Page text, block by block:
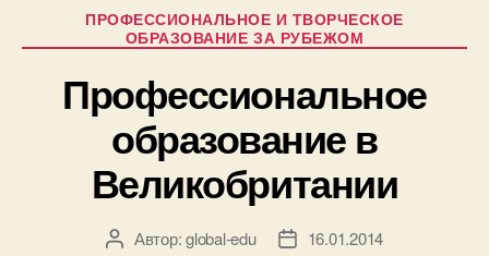
Рубрики
ПРОФЕССИОНАЛЬНОЕ И ТВОРЧЕСКОЕ
ОБРАЗОВАНИЕ ЗА РУБЕЖОМ
Профессиональное
образование в
Великобритании
АвторАвтор:global-edu
Дата16.01.2014